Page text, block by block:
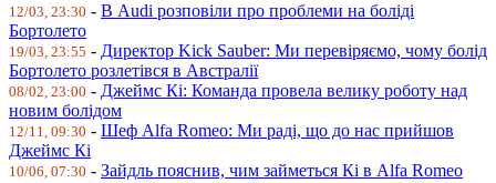
12/03, 23:30 - В Audi розповіли про проблеми на боліді
Бортолето
19/03, 23:55 - Директор Kick Sauber: Ми перевіряємо, чому болід
Бортолето розлетівся в Австралії
08/02, 23:00 - Джеймс Кі: Команда провела велику роботу над
новим болідом
12/11, 09:30 - Шеф Alfa Romeo: Ми раді, що до нас прийшов
Джеймс Кі
10/06, 07:30 - Зайдль пояснив, чим займеться Кі в Alfa Romeo